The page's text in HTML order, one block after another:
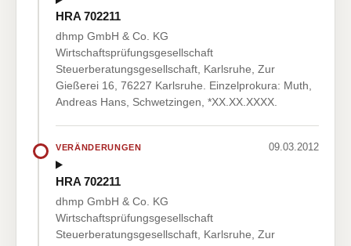
HRA 702211
dhmp GmbH & Co. KG
Wirtschaftsprüfungsgesellschaft
Steuerberatungsgesellschaft, Karlsruhe, Zur
Gießerei 16, 76227 Karlsruhe. Einzelprokura: Muth,
Andreas Hans, Schwetzingen, *XX.XX.XXXX.
VERÄNDERUNGEN 09.03.2012
HRA 702211
dhmp GmbH & Co. KG
Wirtschaftsprüfungsgesellschaft
Steuerberatungsgesellschaft, Karlsruhe, Zur